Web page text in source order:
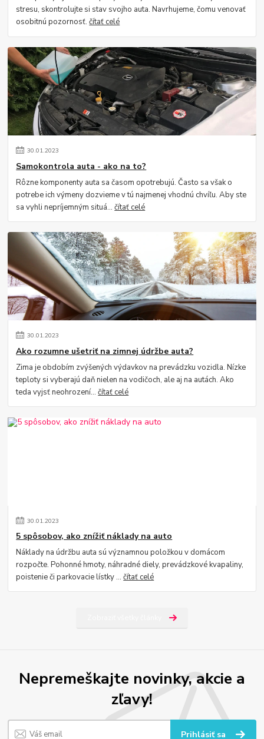
stresu, skontrolujte si stav svojho auta. Navrhujeme, čomu venovať
osobitnú pozornosť.čítať celé
30.01.2023
Samokontrola auta - ako na to?
Rôzne komponenty auta sa časom opotrebujú. Často sa však o
potrebe ich výmeny dozvieme v tú najmenej vhodnú chvíľu. Aby ste
sa vyhli nepríjemným situá...čítať celé
30.01.2023
Ako rozumne ušetriť na zimnej údržbe auta?
Zima je obdobím zvýšených výdavkov na prevádzku vozidla. Nízke
teploty si vyberajú daň nielen na vodičoch, ale aj na autách. Ako
teda vyjsť neohrození...čítať celé
30.01.2023
5 spôsobov, ako znížiť náklady na auto
Náklady na údržbu auta sú významnou položkou v domácom
rozpočte. Pohonné hmoty, náhradné diely, prevádzkové kvapaliny,
poistenie či parkovacie lístky ...čítať celé
Nepremeškajte novinky, akcie a
zľavy!
Prihlásiť sa